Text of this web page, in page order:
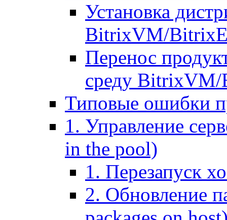
Установка
BitrixVM/
Перенос
среду
Типовые ошибки
1. Управление
in the pool)
1. Перезапуск
2. Обновление